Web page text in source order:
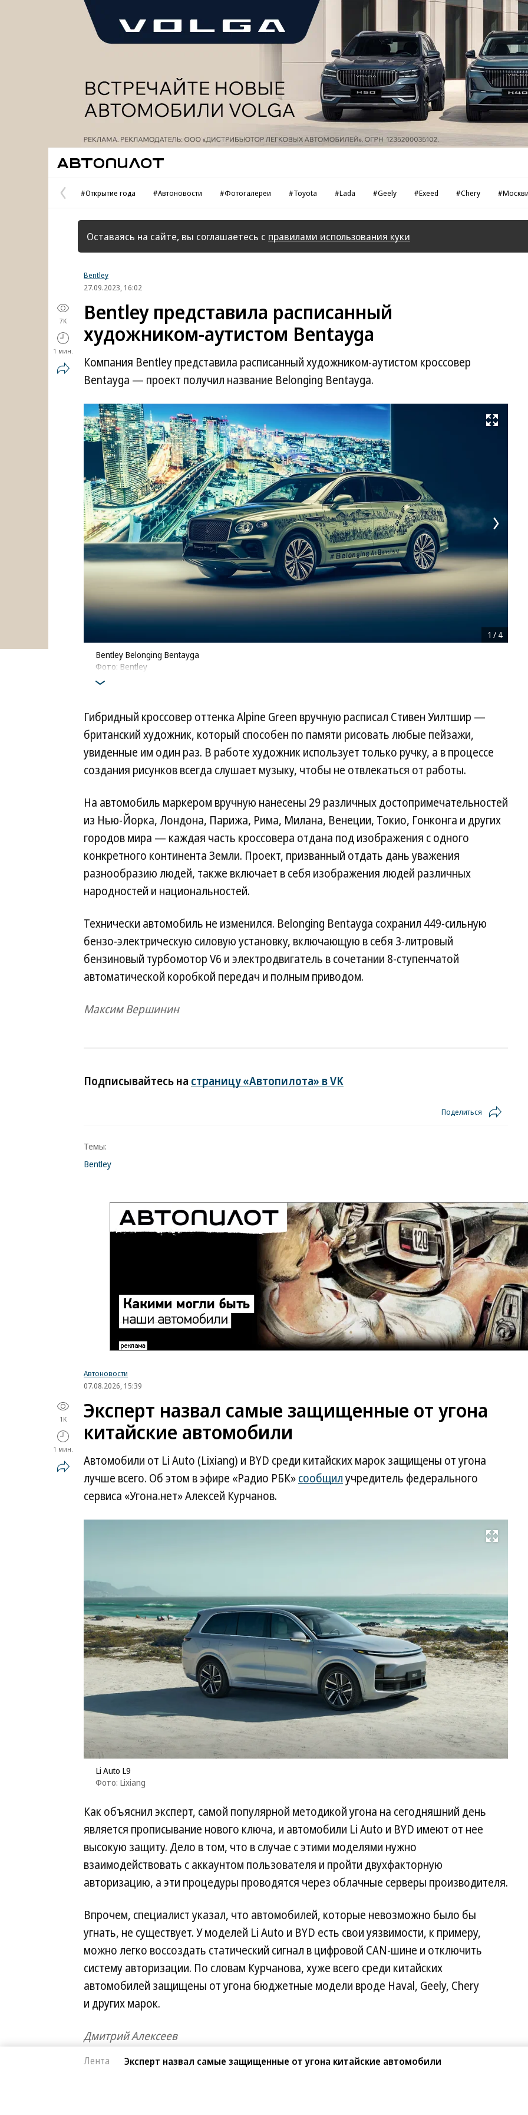
Предыдущая
страница
#Открытие года #Автоновости #Фотогалереи #Toyota #Lada #Geely #Exeed #Chery
Оставаясь на сайте, вы соглашаетесь с правилами использования куки
Bentley
27.09.2023, 16:02
7K
1 мин.
Bentley представила расписанный
художником-аутистом Bentayga
Компания Bentley представила расписанный художником-аутистом кроссовер
Bentayga — проект получил название Belonging Bentayga.
Развернуть на весь экран
Bentley Belonging Bentayga
Фото: Bentley
1 / 4
Гибридный кроссовер оттенка Alpine Green вручную расписал Стивен Уилтшир —
британский художник, который способен по памяти рисовать любые пейзажи,
увиденные им один раз. В работе художник использует только ручку, а в процессе
создания рисунков всегда слушает музыку, чтобы не отвлекаться от работы.
На автомобиль маркером вручную нанесены 29 различных достопримечательностей
из Нью-Йорка, Лондона, Парижа, Рима, Милана, Венеции, Токио, Гонконга и других
городов мира — каждая часть кроссовера отдана под изображения с одного
конкретного континента Земли. Проект, призванный отдать дань уважения
разнообразию людей, также включает в себя изображения людей различных
народностей и национальностей.
Технически автомобиль не изменился. Belonging Bentayga сохранил 449-сильную
бензо-электрическую силовую установку, включающую в себя 3-литровый
бензиновый турбомотор V6 и электродвигатель в сочетании 8-ступенчатой
автоматической коробкой передач и полным приводом.
Максим Вершинин
Подписывайтесь на страницу «Автопилота» в VK
Поделиться
Темы:
Bentley
Автоновости
07.08.2026, 15:39
1K
1 мин.
Эксперт назвал самые защищенные от угона
китайские автомобили
Автомобили от Li Auto (Lixiang) и BYD среди китайских марок защищены от угона
лучше всего. Об этом в эфире «Радио РБК»сообщилучредитель федерального
сервиса «Угона.нет» Алексей Курчанов.
Развернуть на весь экран
Li Auto L9
Фото: Lixiang
Как объяснил эксперт, самой популярной методикой угона на сегодняшний день
является прописывание нового ключа, и автомобили Li Auto и BYD имеют от нее
высокую защиту. Дело в том, что в случае с этими моделями нужно
взаимодействовать с аккаунтом пользователя и пройти двухфакторную
авторизацию, а эти процедуры проводятся через облачные серверы производителя.
Впрочем, специалист указал, что автомобилей, которые невозможно было бы
угнать, не существует. У моделей Li Auto и BYD есть свои уязвимости, к примеру,
можно легко воссоздать статический сигнал в цифровой CAN-шине и отключить
систему авторизации. По словам Курчанова, хуже всего среди китайских
автомобилей защищены от угона бюджетные модели вроде Haval, Geely, Chery
и других марок.
Дмитрий Алексеев
Лента Эксперт назвал самые защищенные от угона китайские автомобили